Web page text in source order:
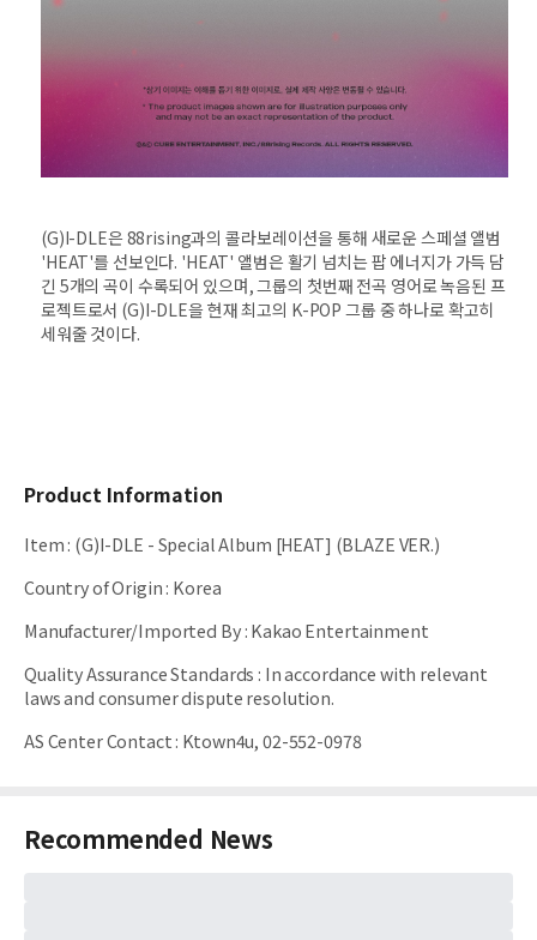
(G)I-DLE은 88rising과의 콜라보레이션을 통해 새로운 스페셜 앨범
'HEAT'를 선보인다. 'HEAT' 앨범은 활기 넘치는 팝 에너지가 가득 담
긴 5개의 곡이 수록되어 있으며, 그룹의 첫번째 전곡 영어로 녹음된 프
로젝트로서 (G)I-DLE을 현재 최고의 K-POP 그룹 중 하나로 확고히
세워줄 것이다.
Product Information
Item: (G)I-DLE - Special Album [HEAT] (BLAZE VER.)
Country of Origin: Korea
Manufacturer/Imported By:Kakao Entertainment
Quality Assurance Standards : In accordance with relevant
laws and consumer dispute resolution.
AS Center Contact: Ktown4u, 02-552-0978
Recommended News